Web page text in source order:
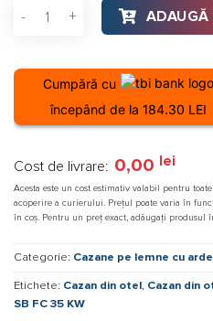
Cantitate Cazan din otel pe
ADAUGĂ
Cumpără cu
începând de la 184.30 LEI
Cost de livrare: 0,00 lei
Acesta este un cost estimativ valabil pentru
acoperire a curierului. Prețul poate varia în
în coș. Pentru un preț exact, adăugați produsul
Categorie: Cazane pe lemne cu
Etichete: Cazan din otel , Cazan din
SB FC 35 KW